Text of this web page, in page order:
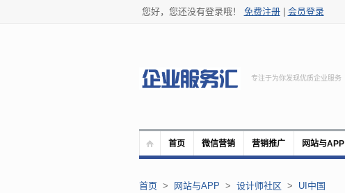
您好，您还没有登录哦！ 免费注册| 会员登录
专注于为你发现优质企业服务
首页 微信营销 营销推广 网站与APP
首页> 网站与APP > 设计师社区 > UI中国